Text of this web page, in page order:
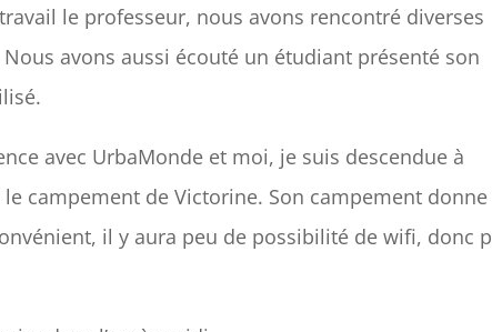
le professeur, nous avons rencontré diverses
avons aussi écouté un étudiant présenté son
avec UrbaMonde et moi, je suis descendue à
campement de Victorine. Son campement donne
il y aura peu de possibilité de wifi, donc